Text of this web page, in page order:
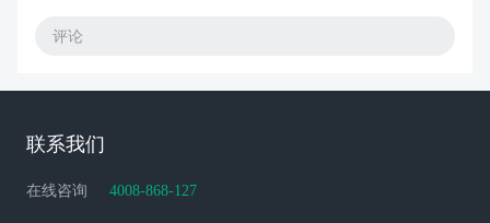
评论
联系我们
在线咨询 4008-868-127